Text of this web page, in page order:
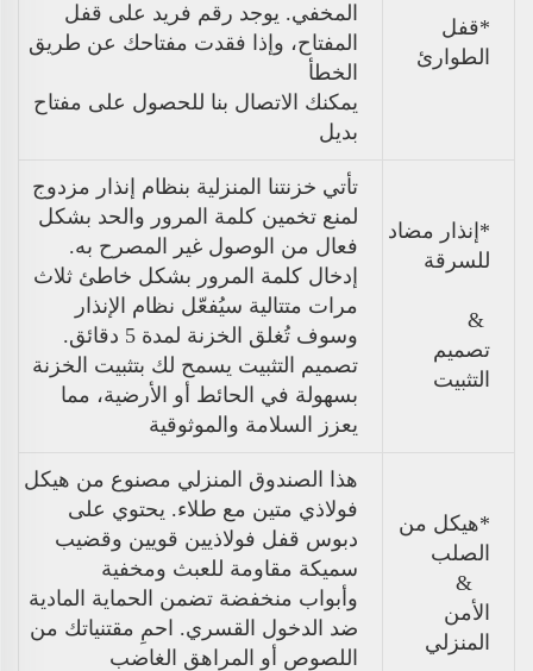
*قفل
الطوارئ
المخفي. يوجد رقم فريد على قفل
المفتاح، وإذا فقدت مفتاحك عن طريق
الخطأ
يمكنك الاتصال بنا للحصول على مفتاح
بديل
*إنذار مضاد
للسرقة
&
تصميم
التثبيت
تأتي خزنتنا المنزلية بنظام إنذار مزدوج
لمنع تخمين كلمة المرور والحد بشكل
فعال من الوصول غير المصرح به.
إدخال كلمة المرور بشكل خاطئ ثلاث
مرات متتالية سيُفعّل نظام الإنذار
وسوف تُغلق الخزنة لمدة 5 دقائق.
تصميم التثبيت يسمح لك بتثبيت الخزنة
بسهولة في الحائط أو الأرضية، مما
يعزز السلامة والموثوقية
*هيكل من
الصلب
&
الأمن
المنزلي
هذا الصندوق المنزلي مصنوع من هيكل
فولاذي متين مع طلاء. يحتوي على
دبوس قفل فولاذيين قويين وقضيب
سميكة مقاومة للعبث ومخفية
وأبواب منخفضة تضمن الحماية المادية
ضد الدخول القسري. احمِ مقتنياتك من
اللصوص أو المراهق الغاضب